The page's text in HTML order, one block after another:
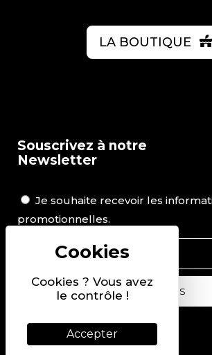
Cookies ? Vous avez
le contrôle !
Accepter
LA BOUTIQUE
Souscrivez à notre
Newsletter
Je souhaite recevoir les
promotionnelles.
Suivez-nous sur